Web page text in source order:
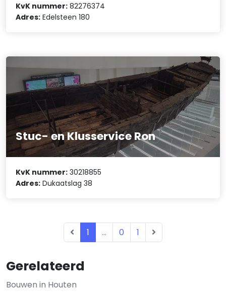
Gerelateerd
Bouwen in Houten
KvK nummer: 82276374
Adres: Edelsteen 180
Stuc- en Klusservice Ron
KvK nummer: 30218855
Adres: Dukaatslag 38
1 ... 0 1